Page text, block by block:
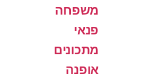
משפחה
פנאי
מתכונים
אופנה